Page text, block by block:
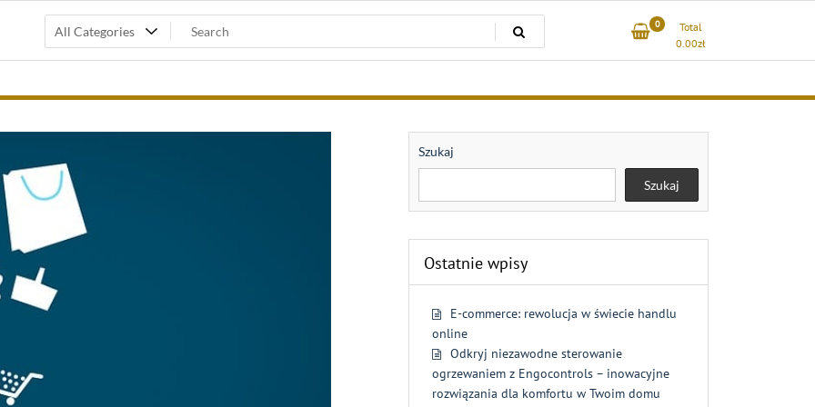
0
Total
0.00zł
Szukaj
Szukaj
Ostatnie wpisy
E-commerce: rewolucja w świecie handlu
online
Odkryj niezawodne sterowanie
ogrzewaniem z Engocontrols – inowacyjne
rozwiązania dla komfortu w Twoim domu